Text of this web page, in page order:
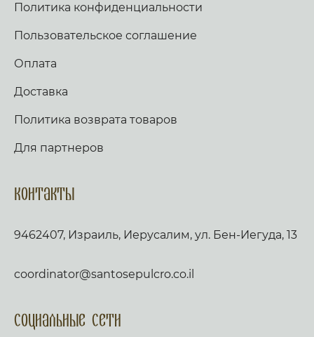
Политика конфиденциальности
Пользовательское соглашение
Оплата
Доставка
Политика возврата товаров
Для партнеров
Контакты
9462407, Израиль, Иерусалим, ул. Бен-Иегуда, 13
coordinator@santosepulcro.co.il
Социальные сети